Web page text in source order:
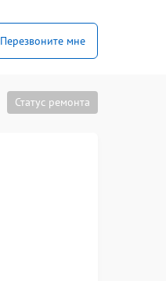
Перезвоните мне
Статус ремонта